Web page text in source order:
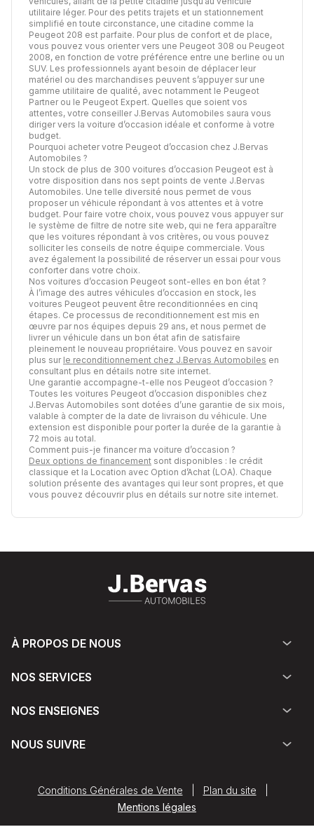
utilitaire léger. Pour des petits trajets et un stationnement
simplifié en toute circonstance, une citadine comme la
Peugeot 208 est parfaite. Pour plus de confort et de place,
vous pouvez vous orienter vers une Peugeot 308 ou Peugeot
2008, en fonction de votre préférence entre une berline ou un
SUV. Les professionnels ayant besoin de déplacer leur
matériel ou des marchandises peuvent s’appuyer sur une
gamme utilitaire de qualité, avec notamment le Peugeot
Partner ou le Peugeot Expert. Quelles que soient vos
attentes, votre conseiller J.Bervas Automobiles saura vous
diriger vers la voiture d’occasion idéale et conforme à votre
budget.
Pourquoi acheter votre Peugeot d’occasion chez J.Bervas
Automobiles ?
Un stock de plus de 300 voitures d’occasion Peugeot est à
votre disposition dans nos sept points de vente J.Bervas
Automobiles. Une telle diversité nous permet de vous
proposer un véhicule répondant à vos attentes et à votre
budget. Pour faire votre choix, vous pouvez vous appuyer sur
le système de filtre de notre site web, qui ne fera apparaître
que les voitures répondant à vos critères, ou vous pouvez
solliciter les conseils de notre équipe commerciale. Vous
avez également la possibilité de réserver un essai pour vous
conforter dans votre choix.
Nos voitures d’occasion Peugeot sont-elles en bon état ?
À l’image des autres véhicules d’occasion en stock, les
voitures Peugeot peuvent être reconditionnées en cinq
étapes. Ce processus de reconditionnement est mis en
œuvre par nos équipes depuis 29 ans, et nous permet de
livrer un véhicule dans un bon état afin de satisfaire
pleinement le nouveau propriétaire. Vous pouvez en savoir
plus sur le reconditionnement chez J.Bervas Automobiles en
consultant plus en détails notre site internet.
Une garantie accompagne-t-elle nos Peugeot d’occasion ?
Toutes les voitures Peugeot d’occasion disponibles chez
J.Bervas Automobiles sont dotées d’une garantie de six mois,
valable à compter de la date de livraison du véhicule. Une
extension est disponible pour porter la durée de la garantie à
72 mois au total.
Comment puis-je financer ma voiture d’occasion ?
Deux options de financement sont disponibles : le crédit
classique et la Location avec Option d’Achat (LOA). Chaque
solution présente des avantages qui leur sont propres, et que
vous pouvez découvrir plus en détails sur notre site internet.
À PROPOS DE NOUS
NOS SERVICES
NOS ENSEIGNES
NOUS SUIVRE
Conditions Générales de Vente Plan du site
Mentions légales